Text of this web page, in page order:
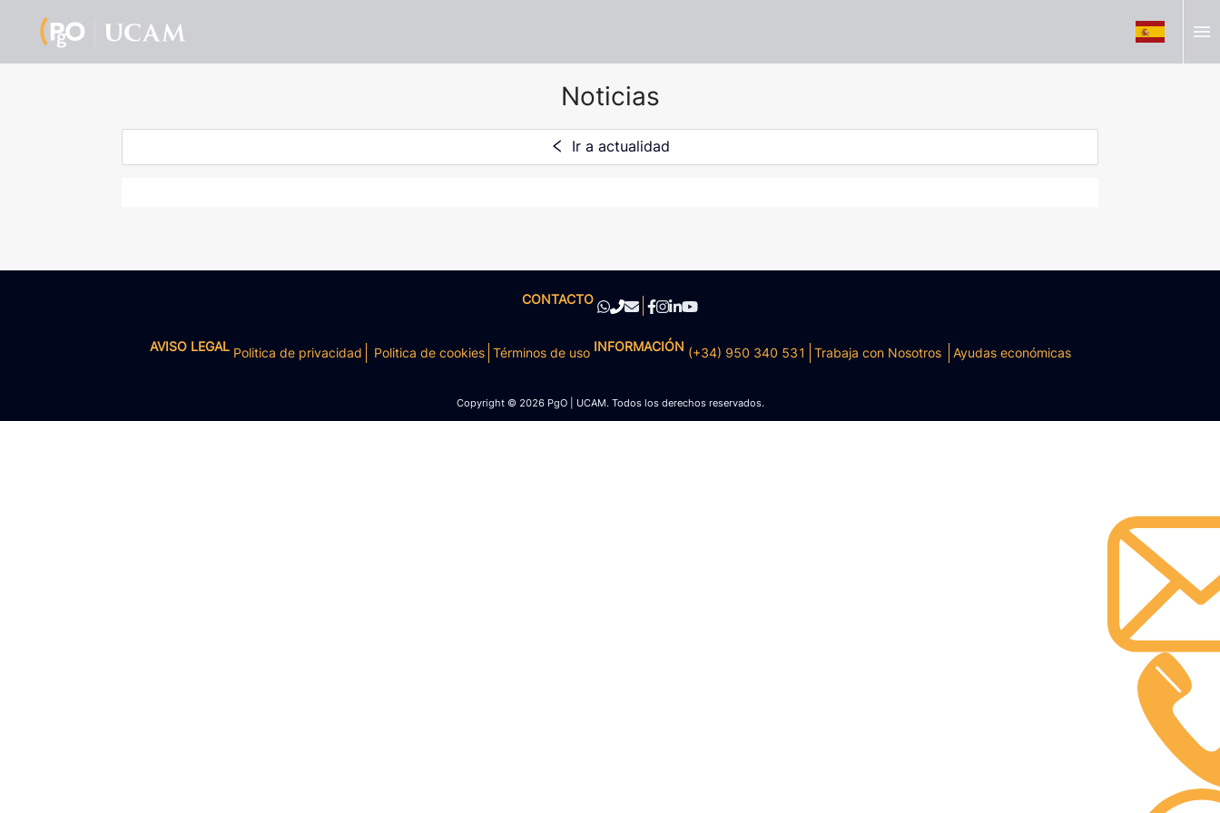
menu
Noticias
Ir a actualidad
CONTACTO
AVISO LEGALPolitica de privacidad Politica de cookies Términos de uso INFORMACIÓN (+34) 950 340 531 Trabaja con Nosotros Ayudas económicas
Copyright © 2026 PgO | UCAM. Todos los derechos reservados.